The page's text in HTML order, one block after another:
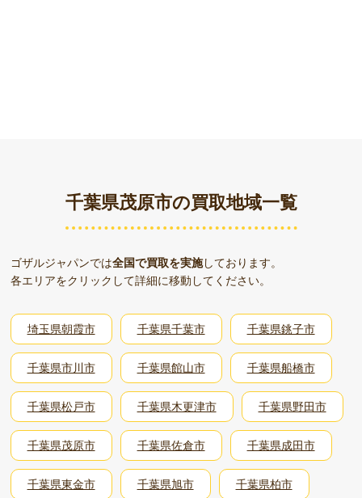
千葉県茂原市の買取地域一覧
ゴザルジャパンでは全国で買取を実施しております。
各エリアをクリックして詳細に移動してください。
埼玉県朝霞市 千葉県千葉市 千葉県銚子市
千葉県市川市 千葉県館山市 千葉県船橋市
千葉県松戸市 千葉県木更津市 千葉県野田市
千葉県茂原市 千葉県佐倉市 千葉県成田市
千葉県東金市 千葉県旭市 千葉県柏市